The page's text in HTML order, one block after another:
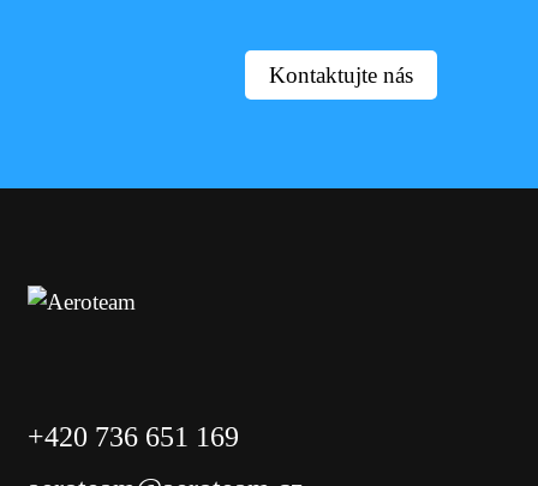
Kontaktujte nás
+420 736 651 169